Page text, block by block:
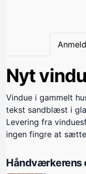
Nyt
Vindue i gammelt
tekst sandblæst i
Levering fra
ingen fingre at
Håndværkerens